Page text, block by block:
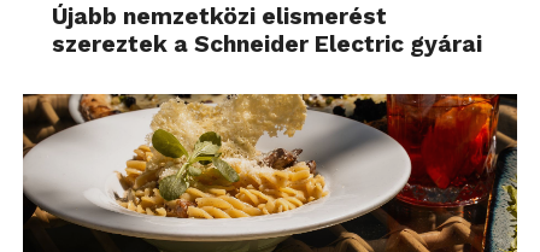
iparágvezető, 7 év vagy 150 000 kilométer
futásteljesítményig érvényes garanciája vonatkozik,
garancia jár.
További friss híreket talál aTechnokrata
főoldalán!
Csatlakozzon hozzánk aFacebookonis!
Újabb nemzetközi elismerést
szereztek a Schneider Electric gyárai